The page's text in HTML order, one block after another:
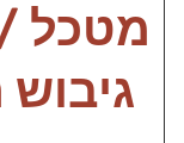
מטכל
גיבוש